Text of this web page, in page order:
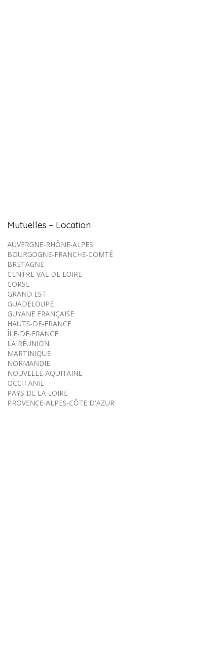
Mutuelles – Location
AUVERGNE-RHÔNE-ALPES
BOURGOGNE-FRANCHE-COMTÉ
BRETAGNE
CENTRE-VAL DE LOIRE
CORSE
GRAND EST
GUADELOUPE
GUYANE FRANÇAISE
HAUTS-DE-FRANCE
ÎLE-DE-FRANCE
LA RÉUNION
MARTINIQUE
NORMANDIE
NOUVELLE-AQUITAINE
OCCITANIE
PAYS DE LA LOIRE
PROVENCE-ALPES-CÔTE D'AZUR